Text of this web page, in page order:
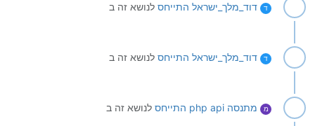
ד דוד_מלך_ישראל התייחס לנושא זה ב
ד דוד_מלך_ישראל התייחס לנושא זה ב
מ מתנסה php api התייחס לנושא זה ב